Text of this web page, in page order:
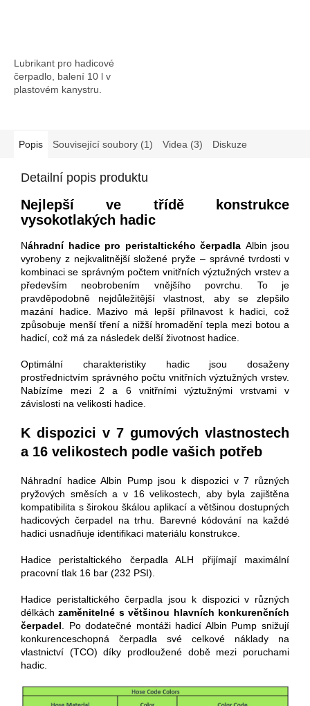
Lubrikant pro hadicové
čerpadlo, balení 10 l v
plastovém kanystru.
Popis Související soubory (1) Videa (3) Diskuze
Detailní popis produktu
Nejlepší ve třídě konstrukce
vysokotlakých hadic
Náhradní hadice pro peristaltického čerpadla Albin jsou
vyrobeny z nejkvalitnější složené pryže – správné tvrdosti v
kombinaci se správným počtem vnitřních výztužných vrstev a
především neobrobením vnějšího povrchu. To je
pravděpodobně nejdůležitější vlastnost, aby se zlepšilo
mazání hadice. Mazivo má lepší přilnavost k hadici, což
způsobuje menší tření a nižší hromadění tepla mezi botou a
hadicí, což má za následek delší životnost hadice.
Optimální charakteristiky hadic jsou dosaženy
prostřednictvím správného počtu vnitřních výztužných vrstev.
Nabízíme mezi 2 a 6 vnitřními výztužnými vrstvami v
závislosti na velikosti hadice.
K dispozici v 7 gumových vlastnostech
a 16 velikostech podle vašich potřeb
Náhradní hadice Albin Pump jsou k dispozici v 7 různých
pryžových směsích a v 16 velikostech, aby byla zajištěna
kompatibilita s širokou škálou aplikací a většinou dostupných
hadicových čerpadel na trhu. Barevné kódování na každé
hadici usnadňuje identifikaci materiálu konstrukce.
Hadice peristaltického čerpadla ALH přijímají maximální
pracovní tlak 16 bar (232 PSI).
Hadice peristaltického čerpadla jsou k dispozici v různých
délkáchzaměnitelné s většinou hlavních konkurenčních
čerpadel . Po dodatečné montáži hadicí Albin Pump snižují
konkurenceschopná čerpadla své celkové náklady na
vlastnictví (TCO) díky prodloužené době mezi poruchami
hadic.